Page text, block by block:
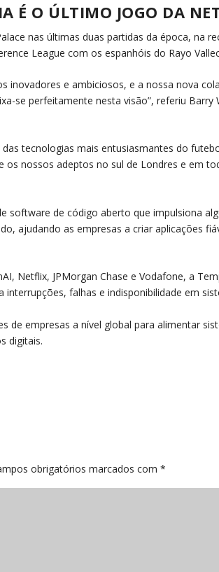
É O ÚLTIMO JOGO DA
nas últimas duas partidas da época, na
League com os espanhóis do Rayo
inovadores e ambiciosos, e a nossa nova
se perfeitamente nesta visão”, referiu Barry
tecnologias mais entusiasmantes do
nossos adeptos no sul de Londres e em
software de código aberto que impulsiona
ajudando as empresas a criar aplicações
Netflix, JPMorgan Chase e Vodafone, a
falhas e indisponibilidade em
de empresas a nível global para alimentar
digitais.
obrigatórios marcados com*